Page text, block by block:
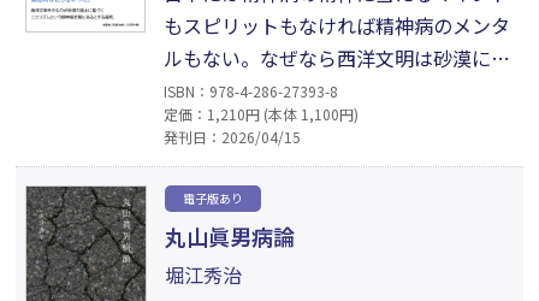
もスピリットもなければ精神病のメンタ
ルもない。なぜなら西洋文明は砂漠に生
まれた文明であるが故に、自然進化とい
う生命としての正常な進化をしておらぬ
ことにある。正常な進化とは自然環境か
ら情報を取り入れ、肉体の本能のような
ところへ下降・蓄積し、その情報を元
に、より自然環境に適応できるよう生を
上昇させて身体を変異させることであ
ISBN：978-4-286-27393-8
定価：1,210円 (本体 1,100円)
発刊日：2026/04/15
電子版あり
丸山眞男病論
堀江秀治